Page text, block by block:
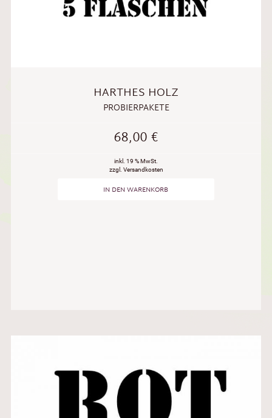
HARTHES HOLZ
PROBIERPAKETE
68,00€
inkl. 19 % MwSt.
zzgl. Versandkosten
IN DEN WARENKORB